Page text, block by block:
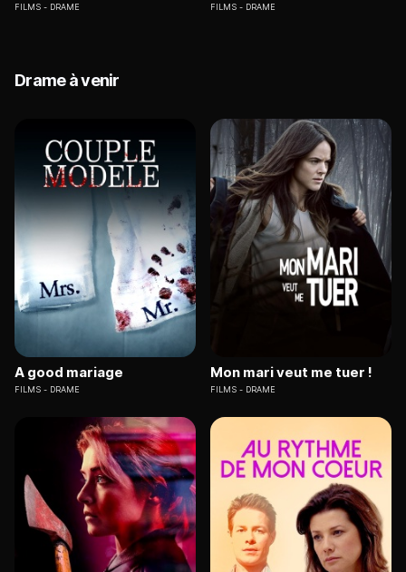
FILMS DRAME FILMS DRAME
Drame à venir
A good mariage
FILMS DRAME
Mon mari veut me tuer !
FILMS DRAME